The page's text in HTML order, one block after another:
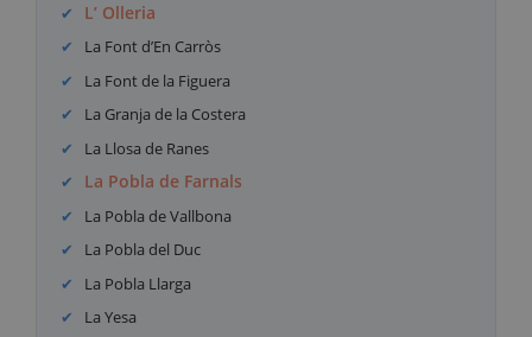
L’ Olleria
La Font d’En Carròs
La Font de la Figuera
La Granja de la Costera
La Llosa de Ranes
La Pobla de Farnals
La Pobla de Vallbona
La Pobla del Duc
La Pobla Llarga
La Yesa